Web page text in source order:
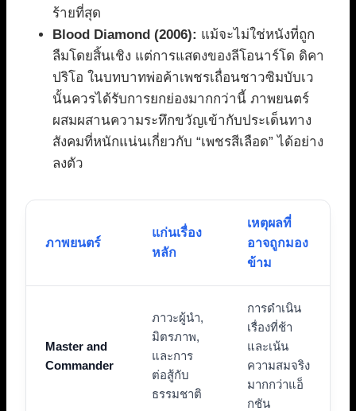
ร้ายที่สุด
Blood Diamond (2006): แม้จะไม่ใช่หนังที่ถูก
ลืมโดยสิ้นเชิง แต่การแสดงของลีโอนาร์โด ดิคา
ปริโอ ในบทบาทพ่อค้าเพชรเถื่อนชาวซิมบับเว
นั้นควรได้รับการยกย่องมากกว่านี้ ภาพยนตร์
ผสมผสานความระทึกขวัญเข้ากับประเด็นทาง
สังคมที่หนักแน่นเกี่ยวกับ “เพชรสีเลือด” ได้อย่าง
ลงตัว
ภาพยนตร์
แก่นเรื่อง
หลัก
เหตุผลที่
อาจถูกมอง
ข้าม
Master and
Commander
ภาวะผู้นำ,
มิตรภาพ,
และการ
ต่อสู้กับ
ธรรมชาติ
การดำเนิน
เรื่องที่ช้า
และเน้น
ความสมจริง
มากกว่าแอ็
กชัน